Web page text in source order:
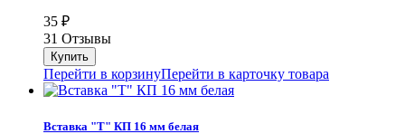
35 ₽
31 Отзывы
Перейти в корзинуПерейти в карточку товара
Вставка "Т" КП 16 мм белая